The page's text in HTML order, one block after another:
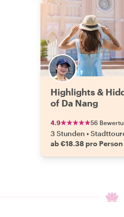
Highlights &
of Da Nang
4.9 56
3 Stunden •
ab €18.38 pro Person